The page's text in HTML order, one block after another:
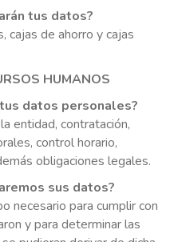
tus datos?
cajas de ahorro y cajas
HUMANOS
datos personales?
entidad, contratación,
control horario,
obligaciones legales.
sus datos?
necesario para cumplir con
y para determinar las